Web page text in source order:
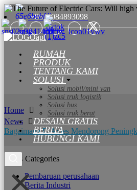
+8615084893098
RUMAH
PRODUK
TENTANG KAMI
SOLUSI
Solusi mobil/mini van
Solusi truk logistik
Solusi bus
Solusi truk berat
DESAIN GRATIS
BERITA
HUBUNGI KAMI
Home
News
Bagaimana E-Axles Mendorong
News Categories
Pembaruan perusahaan
Berita Industri